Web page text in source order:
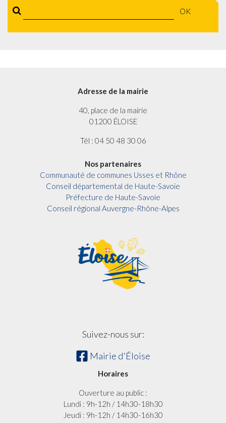
OK
Adresse de la mairie
40, place de la mairie
01200 ÉLOISE
Tél : 04 50 48 30 06
Nos partenaires
Communauté de communes Usses et Rhône
Conseil départemental de Haute-Savoie
Préfecture de Haute-Savoie
Conseil régional Auvergne-Rhône-Alpes
Suivez-nous sur:
Mairie d'Éloise
Horaires
Ouverture au public :
Lundi : 9h-12h / 14h30-18h30
Jeudi : 9h-12h / 14h30-16h30